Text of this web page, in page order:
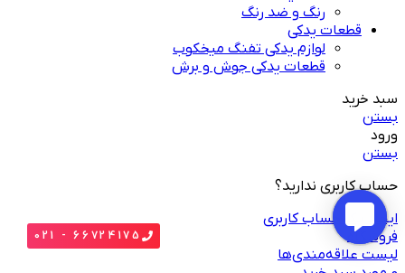
66724175 - 021
رنگ و ضد رنگ
قطعات یدکی
لوازم یدکی تفنگ میخکوب
قطعات یدکی جوش و برش
سبد خرید
بستن
ورود
بستن
حساب کاربری ندارید؟
ایجاد یک حساب کاربری
فروشگاه
لیست علاقه‌مندی‌ها